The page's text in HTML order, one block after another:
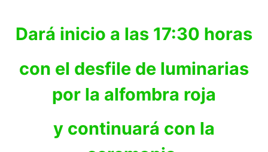
Dará inicio a las 17:30 horas
con el desfile de luminarias
por la alfombra roja
y continuará con la